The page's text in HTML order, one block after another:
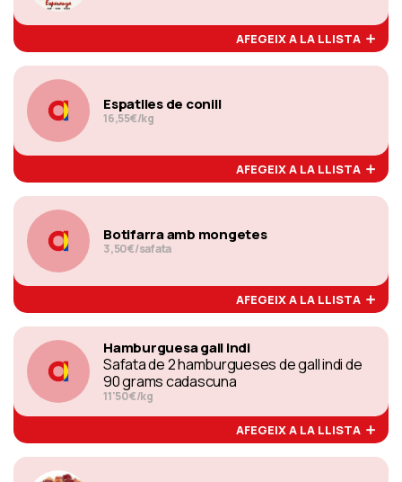
AFEGEIX A LA LLISTA
Espatlles de conill
16,55€/kg
AFEGEIX A LA LLISTA
Botifarra amb mongetes
3,50€/safata
AFEGEIX A LA LLISTA
Hamburguesa gall indi
Safata de 2 hamburgueses de gall indi de
90 grams cadascuna
11'50€/kg
AFEGEIX A LA LLISTA